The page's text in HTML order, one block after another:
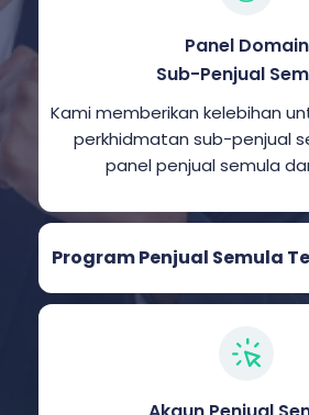
Panel Domain
Sub-Penjual
Kami memberikan kelebihan
perkhidmatan sub-penjual
panel penjual semula
Program Penjual Semula